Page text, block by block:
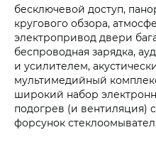
бесключевой доступ,
кругового обзора,
электропривод двери
беспроводная зарядка,
и усилителем,
мультимедийный
широкий набор
подогрев (и вентиляция)
форсунок